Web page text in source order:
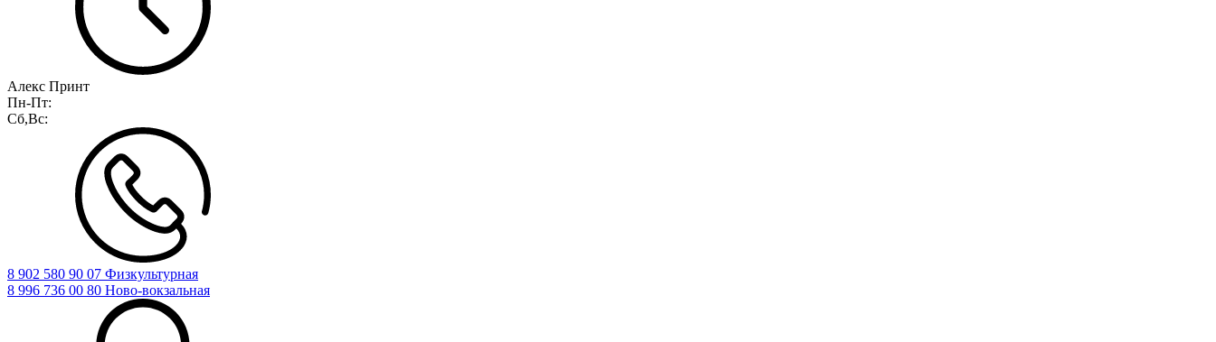
Алекс Принт
Пн-Пт:
Сб,Вс:
8 902 580 90 07 Физкультурная
8 996 736 00 80 Ново-вокзальная